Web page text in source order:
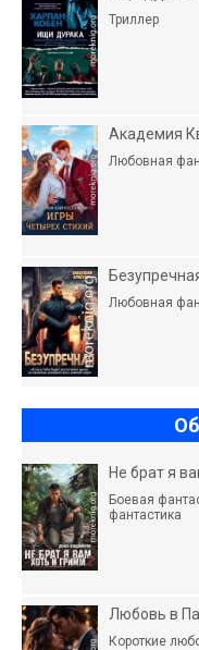
Триллер
Академия
Любовная
Любовная
Не брат я
Боевая
фантастика
Любовь в
Короткие